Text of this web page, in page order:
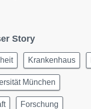
Story
Krankenhaus
München
Forschung